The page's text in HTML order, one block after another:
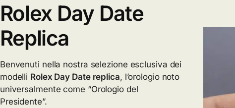
Rolex Day Date
Replica
Benvenuti nella nostra selezione esclusiva dei
modelli Rolex Day Date replica, l’orologio noto
universalmente come “Orologio del
Presidente”.